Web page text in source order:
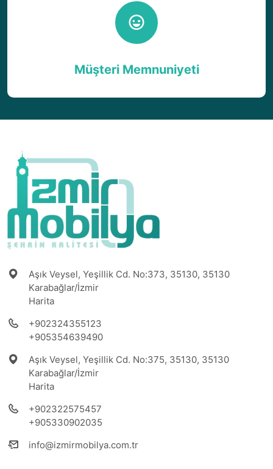
Müşteri Memnuniyeti
Aşık Veysel, Yeşillik Cd. No:373, 35130, 35130
Karabağlar/İzmir
Harita
+902324355123
+905354639490
Aşık Veysel, Yeşillik Cd. No:375, 35130, 35130
Karabağlar/İzmir
Harita
+902322575457
+905330902035
info@izmirmobilya.com.tr